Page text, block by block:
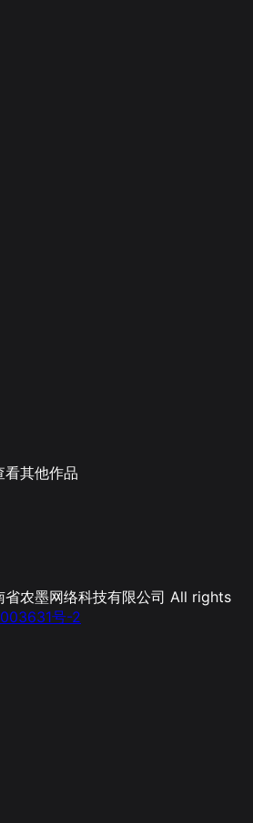
看其他作品
农墨网络科技有限公司 All rights
号-2